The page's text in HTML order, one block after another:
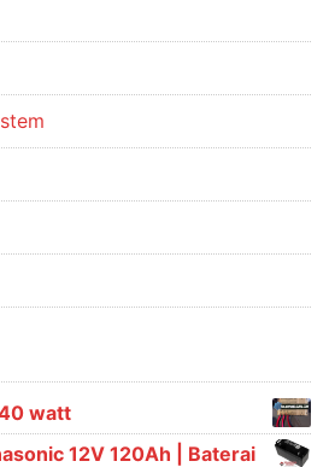
watt
12V 120Ah | Baterai